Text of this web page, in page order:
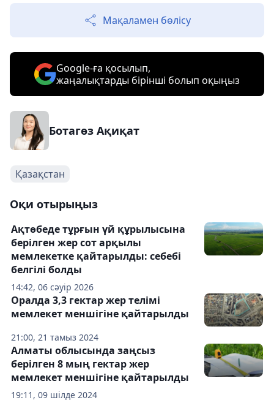
Мақаламен бөлісу
Google-ға қосылып,
жаңалықтарды бірінші болып оқыңыз
Ботагөз Ақиқат
Қазақстан
Оқи отырыңыз
14:42, 06 сәуір 2026
Ақтөбеде тұрғын үй құрылысына
берілген жер сот арқылы
мемлекетке қайтарылды: себебі
белгілі болды
21:00, 21 тамыз 2024
Оралда 3,3 гектар жер телімі
мемлекет меншігіне қайтарылды
19:11, 09 шілде 2024
Алматы облысында заңсыз
берілген 8 мың гектар жер
мемлекет меншігіне қайтарылды